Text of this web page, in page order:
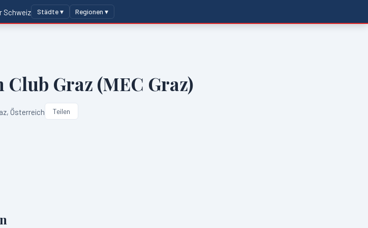
Schweiz Städte ▾ Regionen ▾
Graz (MEC Graz)
Österreich Teilen